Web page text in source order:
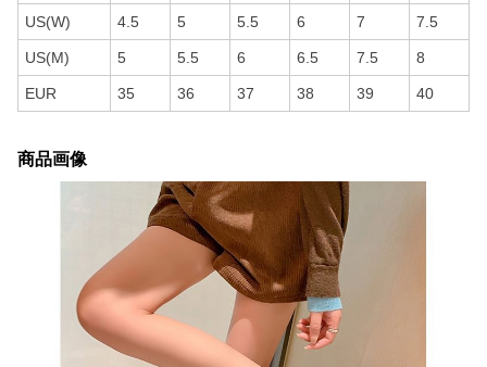
US(W) 4.5 5 5.5 6 7 7.5
US(M) 5 5.5 6 6.5 7.5 8
EUR 35 36 37 38 39 40
商品画像